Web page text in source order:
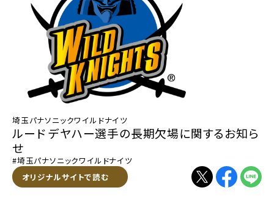
埼玉パナソニックワイルドナイツ
ルード デヤハー選手の長期欠場に関するお知ら
せ
#埼玉パナソニックワイルドナイツ
オリジナルサイトで読む別ウィンドウで開く